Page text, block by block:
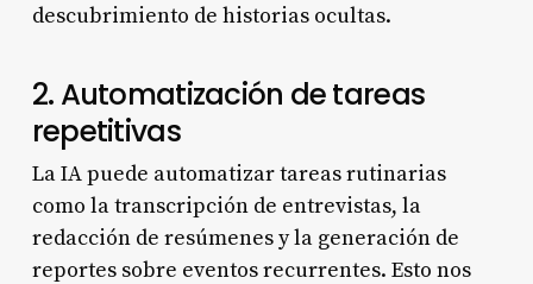
descubrimiento de historias ocultas.
2. Automatización de tareas
repetitivas
La IA puede automatizar tareas rutinarias
como la transcripción de entrevistas, la
redacción de resúmenes y la generación de
reportes sobre eventos recurrentes. Esto nos